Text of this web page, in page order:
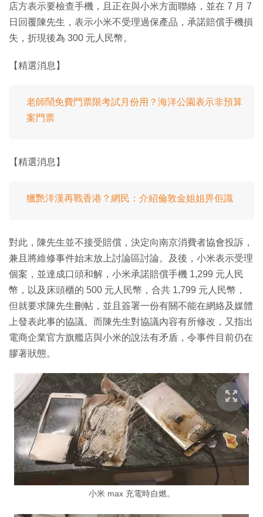
店方表示要檢查手機，且正在與小米方面聯絡，並在 7 月 7
日回覆陳先生，表示小米不受理過保產品，承諾賠償手機損
失，折現後為 300 元人民幣。
【精選消息】
老師鬧免費門票限考試月份用？海洋公園表示非預算
案門票
【精選消息】
獵艷洋漢再戰香港？網民：介紹倫敦金姐姐畀佢識
對此，陳先生並不接受賠償，決定向南京消費者協會投訴，
兼且將維修事件始末放上討論區討論。及後，小米表示受理
個案，並達成口頭和解，小米承諾賠償手機 1,299 元人民
幣，以及床頭櫃的 500 元人民幣，合共 1,799 元人民幣，
但就要求陳先生刪帖，並且簽署一份有關不能在網絡及媒體
上發表此事的協議。而陳先生對協議內容有所修改，又指出
電商企業官方旗艦店與小米的說法有矛盾，令事件目前仍在
膠著狀態。
小米 max 充電時自燃。